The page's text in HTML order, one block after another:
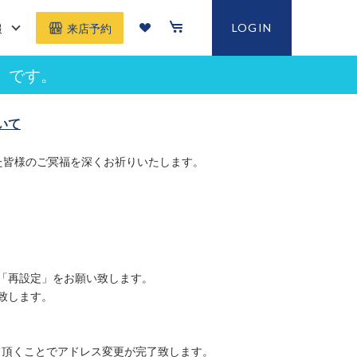
来店予約 LOGIN
す。
て
様のご冥福を深くお祈りいたします。
設定」をお願い致します。
ます。
ことでアドレス変更が完了致します。